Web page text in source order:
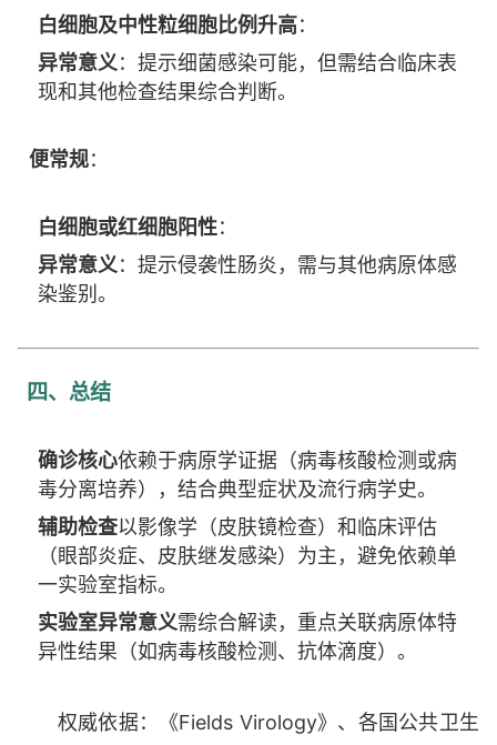
白细胞及中性粒细胞比例升高：
异常意义：提示细菌感染可能，但需结合临床表
现和其他检查结果综合判断。
便常规：
白细胞或红细胞阳性：
异常意义：提示侵袭性肠炎，需与其他病原体感
染鉴别。
四、总结
确诊核心依赖于病原学证据（病毒核酸检测或病
毒分离培养），结合典型症状及流行病学史。
辅助检查以影像学（皮肤镜检查）和临床评估
（眼部炎症、皮肤继发感染）为主，避免依赖单
一实验室指标。
实验室异常意义需综合解读，重点关联病原体特
异性结果（如病毒核酸检测、抗体滴度）。
权威依据：《Fields Virology》、各国公共卫生